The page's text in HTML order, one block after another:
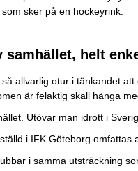
sker på en hockeyrink.
samhället, helt
allvarlig otur i tänkandet
är felaktig skall hänga
Utövar man idrott i
i IFK Göteborg omfattas
i samma utsträckning